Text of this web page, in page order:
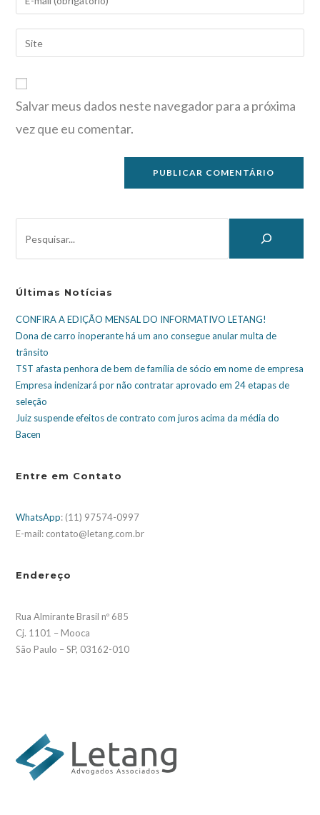
Salvar meus dados neste navegador para a próxima
vez que eu comentar.
Últimas Notícias
CONFIRA A EDIÇÃO MENSAL DO INFORMATIVO LETANG!
Dona de carro inoperante há um ano consegue anular multa de
trânsito
TST afasta penhora de bem de família de sócio em nome de empresa
Empresa indenizará por não contratar aprovado em 24 etapas de
seleção
Juiz suspende efeitos de contrato com juros acima da média do
Bacen
Entre em Contato
WhatsApp: (11) 97574-0997
E-mail: contato@letang.com.br
Endereço
Rua Almirante Brasil nº 685
Cj. 1101 – Mooca
São Paulo – SP, 03162-010